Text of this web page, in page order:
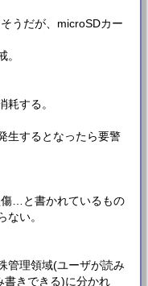
うだが、microSDカー
する。
生するとなったら要警
…と書かれているもの
ない。
管理領域(ユーザが読み
書きできる)に分かれ